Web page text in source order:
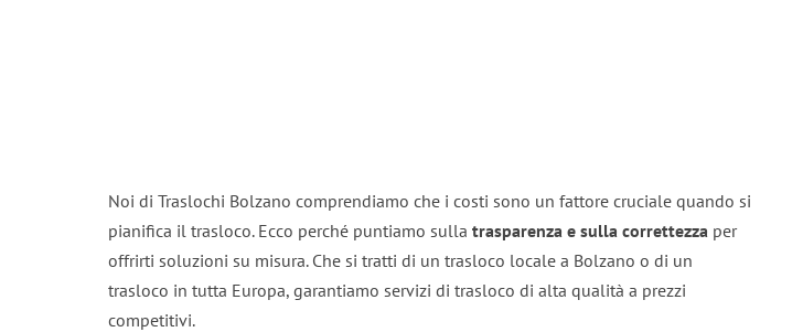
Noi di Traslochi Bolzano comprendiamo che i costi sono un fattore cruciale quando si
pianifica il trasloco. Ecco perché puntiamo sulla trasparenza e sulla correttezza per
offrirti soluzioni su misura. Che si tratti di un trasloco locale a Bolzano o di un
trasloco in tutta Europa, garantiamo servizi di trasloco di alta qualità a prezzi
competitivi.